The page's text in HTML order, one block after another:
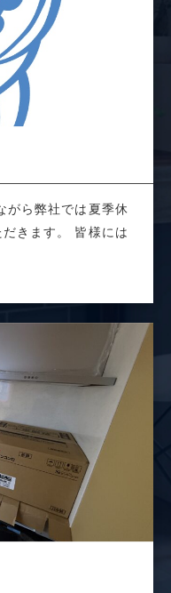
がら弊社では夏季休
きます。 皆様には